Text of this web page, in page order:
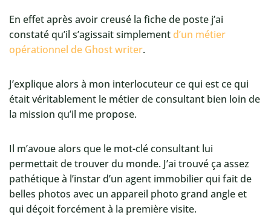
En effet après avoir creusé la fiche de poste j’ai
constaté qu’il s’agissait simplement d’un métier
opérationnel de Ghost writer.
J’explique alors à mon interlocuteur ce qui est ce qui
était véritablement le métier de consultant bien loin de
la mission qu’il me propose.
Il m’avoue alors que le mot-clé consultant lui
permettait de trouver du monde. J’ai trouvé ça assez
pathétique à l’instar d’un agent immobilier qui fait de
belles photos avec un appareil photo grand angle et
qui déçoit forcément à la première visite.